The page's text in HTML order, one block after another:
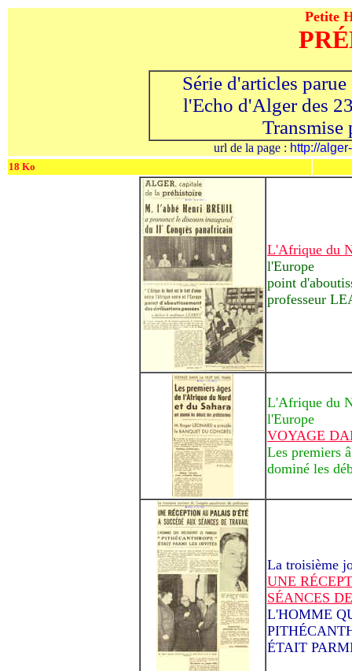
Petite
Série d'articles parue
l'Echo d'Alger des
Transmise
url de la page : http://
18 Ko
L'Afrique du
l'Europe
point
professeur
L'Afrique du
l'Europe
VOYAGE
Les premiers
dominé les
La troisième
UNE
SÉANCES
L'HOMME
ÉTAIT